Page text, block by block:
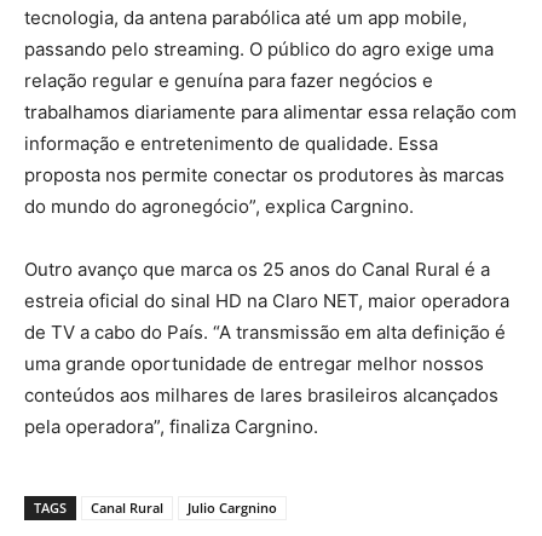
tecnologia, da antena parabólica até um app mobile,
passando pelo streaming. O público do agro exige uma
relação regular e genuína para fazer negócios e
trabalhamos diariamente para alimentar essa relação com
informação e entretenimento de qualidade. Essa
proposta nos permite conectar os produtores às marcas
do mundo do agronegócio”, explica Cargnino.
Outro avanço que marca os 25 anos do Canal Rural é a
estreia oficial do sinal HD na Claro NET, maior operadora
de TV a cabo do País. “A transmissão em alta definição é
uma grande oportunidade de entregar melhor nossos
conteúdos aos milhares de lares brasileiros alcançados
pela operadora”, finaliza Cargnino.
TAGS Canal Rural Julio Cargnino